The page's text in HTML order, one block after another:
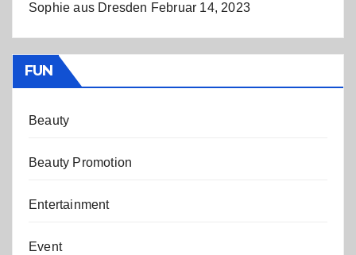
Sophie aus Dresden Februar 14, 2023
FUN
Beauty
Beauty Promotion
Entertainment
Event